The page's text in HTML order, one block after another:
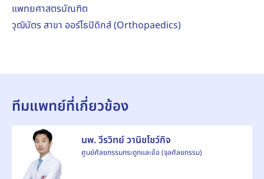
แพทยศาสตรบัณฑิต
วุฒิบัตร สาขา ออร์โธปิดิกส์ (Orthopaedics)
ทีมแพทย์ที่เกี่ยวข้อง
นพ. วีรวิทย์ วานิชโชว์กิจ
ศูนย์ศัลยกรรมกระดูกและข้อ (จุลศัลยกรรม)